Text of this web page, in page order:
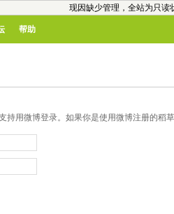
现因缺少管理，全站为只读
帮助
用微博登录。如果你是使用微博注册的稻